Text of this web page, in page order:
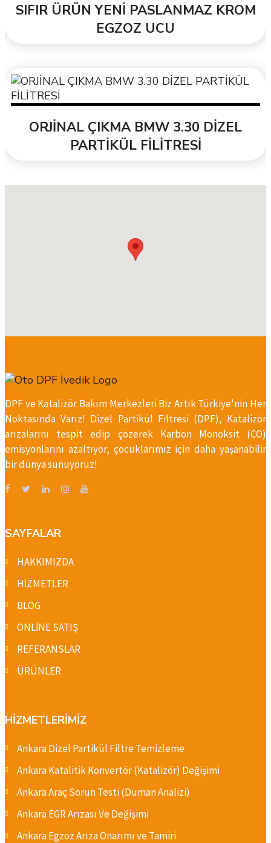
SIFIR ÜRÜN YENİ PASLANMAZ KROM
EGZOZ UCU
ORJİNAL ÇIKMA BMW 3.30 DİZEL
PARTİKÜL FİLİTRESİ
DPF ve Katalizör Bakım Merkezleri Biz Artık Türkiye'nin Her
Noktasında Varız! Dizel Partikül Filtresi (DPF), Katalizör
arızalarını tespit edip çözerek Karbon Monoksit (CO)
emisyonlarını azaltıyor, çocuklarımız için daha yaşanabilir
bir dünya sunuyoruz!
SAYFALAR
HAKKIMIZDA
HİZMETLER
BLOG
ONLİNE SATIŞ
REFERANSLAR
ÜRÜNLER
HİZMETLERİMİZ
Ankara Dizel Partikül Filtre Temizleme
Ankara Katalitik Konvertör (Katalizör) Değişimi
Ankara Araç Sorun Testi (Duman Analizi)
Ankara EGR Arızası Ve Değişimi
Ankara Egzoz Arıza Onarımı ve Tamiri